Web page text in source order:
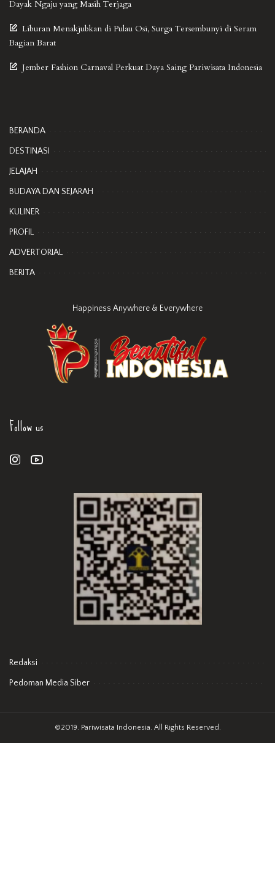
Dayak Ngaju yang Masih Terjaga
Liburan Menakjubkan di Pulau Osi, Surga Tersembunyi di Seram
Bagian Barat
Jember Fashion Carnaval Perkuat Daya Saing Pariwisata Indonesia
BERANDA
DESTINASI
JELAJAH
BUDAYA DAN SEJARAH
KULINER
PROFIL
ADVERTORIAL
BERITA
Happiness Anywhere & Everywhere
Follow us
Redaksi
Pedoman Media Siber
©2019. Pariwisata Indonesia. All Rights Reserved.